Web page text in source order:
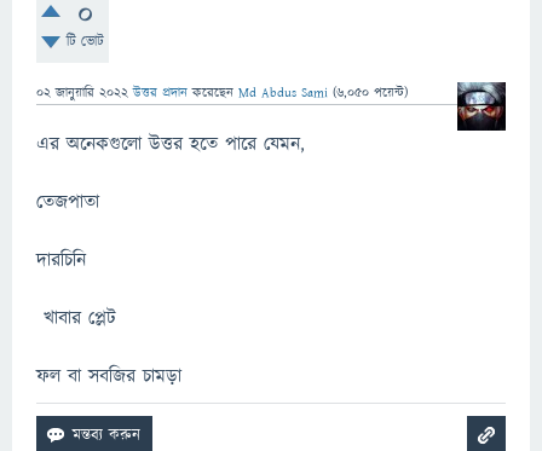
0
টি ভোট
02 জানুয়ারি 2022 উত্তর প্রদান করেছেন Md Abdus Sami (6,050 পয়েন্ট)
এর অনেকগুলো উত্তর হতে পারে যেমন,
তেজপাতা
দারচিনি
খাবার প্লেট
ফল বা সবজির চামড়া